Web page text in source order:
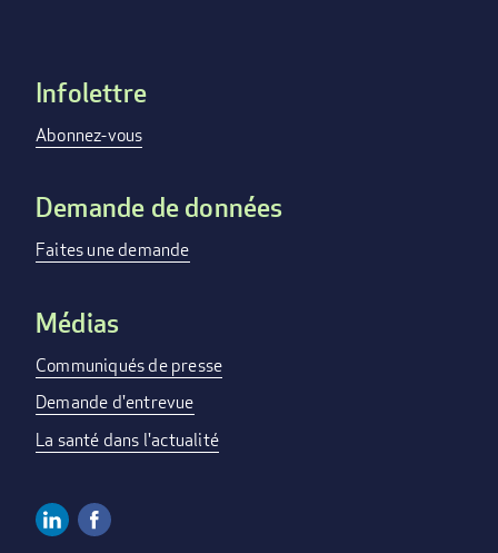
Footer
menu
Infolettre
Abonnez-vous
Demande de données
Faites une demande
Médias
Communiqués de presse
Demande d'entrevue
La santé dans l'actualité
Linkedin